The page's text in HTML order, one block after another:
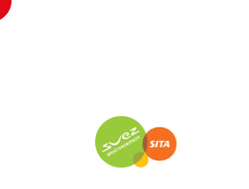
Sita w grupie SUEZ
ENVIROMENT